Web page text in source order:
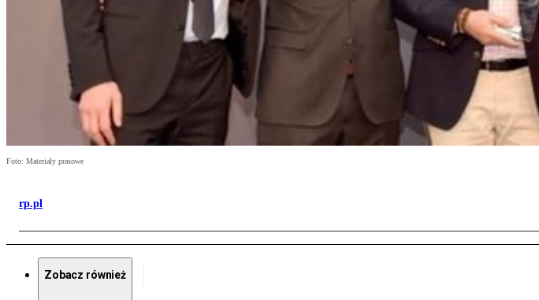
Foto: Materiały prasowe
rp.pl
Zobacz również